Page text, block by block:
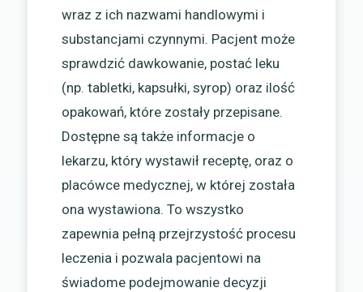
wraz z ich nazwami handlowymi i
substancjami czynnymi. Pacjent może
sprawdzić dawkowanie, postać leku
(np. tabletki, kapsułki, syrop) oraz ilość
opakowań, które zostały przepisane.
Dostępne są także informacje o
lekarzu, który wystawił receptę, oraz o
placówce medycznej, w której została
ona wystawiona. To wszystko
zapewnia pełną przejrzystość procesu
leczenia i pozwala pacjentowi na
świadome podejmowanie decyzji